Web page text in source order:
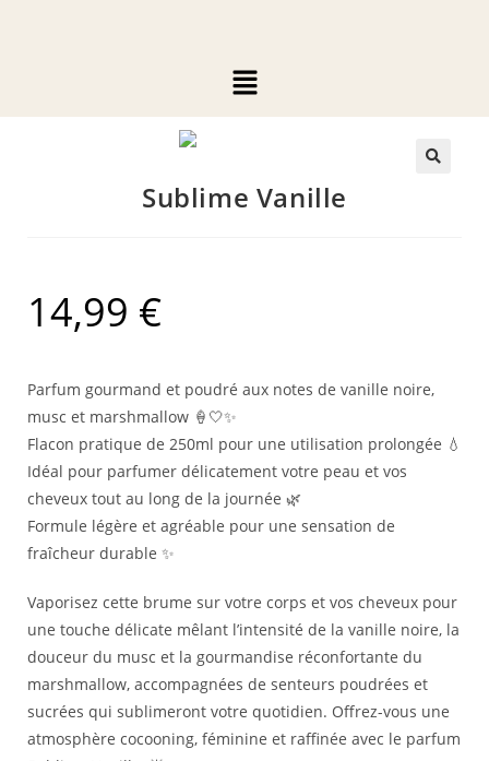
Sublime Vanille
14,99 €
Parfum gourmand et poudré aux notes de vanille noire,
musc et marshmallow 🍦🤍✨
Flacon pratique de 250ml pour une utilisation prolongée 💧
Idéal pour parfumer délicatement votre peau et vos
cheveux tout au long de la journée 🌿
Formule légère et agréable pour une sensation de
fraîcheur durable ✨
Vaporisez cette brume sur votre corps et vos cheveux pour
une touche délicate mêlant l’intensité de la vanille noire, la
douceur du musc et la gourmandise réconfortante du
marshmallow, accompagnées de senteurs poudrées et
sucrées qui sublimeront votre quotidien. Offrez-vous une
atmosphère cocooning, féminine et raffinée avec le parfum